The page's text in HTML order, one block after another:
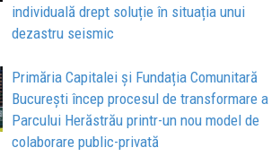
individuală drept soluție în situația unui
dezastru seismic
Primăria Capitalei și Fundația Comunitară
București încep procesul de transformare a
Parcului Herăstrău printr-un nou model de
colaborare public-privată